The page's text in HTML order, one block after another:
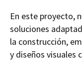
En este proyecto,
soluciones
la construcción,
y diseños visuales